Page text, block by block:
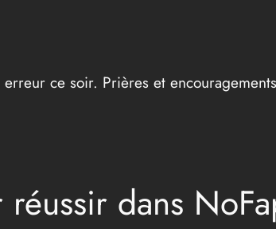
erreur ce soir. Prières et
dans